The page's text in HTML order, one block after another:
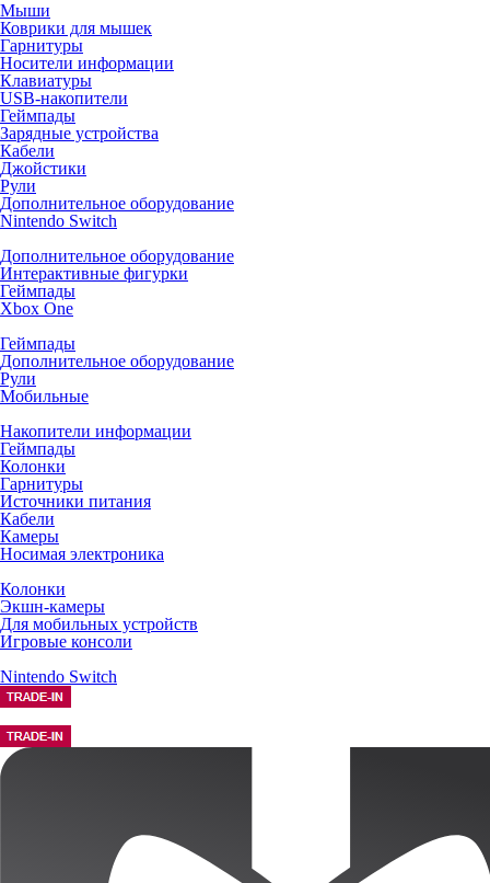
Мыши
Коврики для мышек
Гарнитуры
Носители информации
Клавиатуры
USB-накопители
Геймпады
Зарядные устройства
Кабели
Джойстики
Рули
Дополнительное оборудование
Nintendo Switch
Дополнительное оборудование
Интерактивные фигурки
Геймпады
Xbox One
Геймпады
Дополнительное оборудование
Рули
Мобильные
Накопители информации
Геймпады
Колонки
Гарнитуры
Источники питания
Кабели
Камеры
Носимая электроника
Колонки
Экшн-камеры
Для мобильных устройств
Игровые консоли
Nintendo Switch